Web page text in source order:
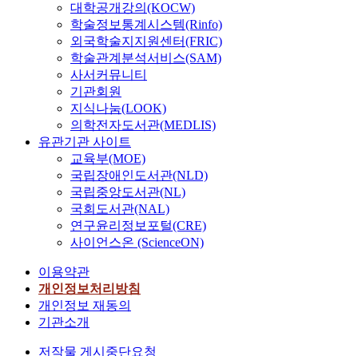
대학공개강의(KOCW)
학술정보통계시스템(Rinfo)
외국학술지지원센터(FRIC)
학술관계분석서비스(SAM)
사서커뮤니티
기관회원
지식나눔(LOOK)
의학전자도서관(MEDLIS)
유관기관 사이트
교육부(MOE)
국립장애인도서관(NLD)
국립중앙도서관(NL)
국회도서관(NAL)
연구윤리정보포털(CRE)
사이언스온 (ScienceON)
이용약관
개인정보처리방침
개인정보 재동의
기관소개
저작물 게시중단요청